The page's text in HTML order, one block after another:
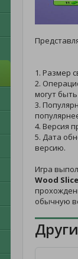
1. Размер
2.
могут
3.
4. Версия
5. Дата
версию.
Игра
Wood
обычную